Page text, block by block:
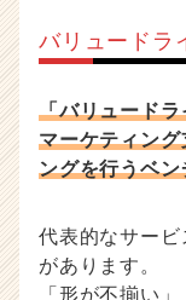
バリュードラ
「バリュード
マーケティン
ングを行うベ
代表的なサービ
があります。
「形が不揃い